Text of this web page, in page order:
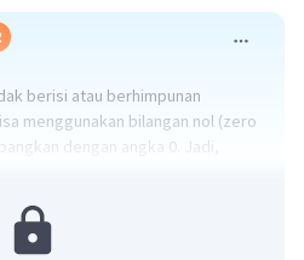
berisi atau berhimpunan
menggunakan bilangan nol (zero
dengan angka 0. Jadi,
0 itu sendiri.